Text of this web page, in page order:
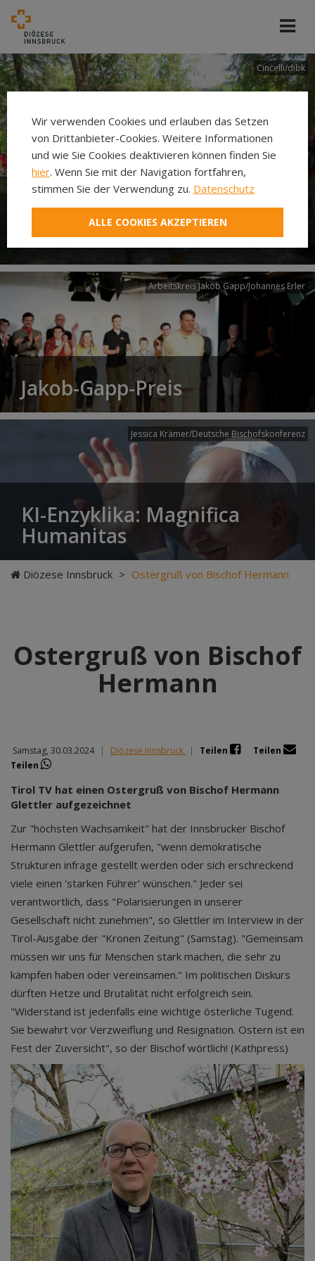
Cincelli/dibk
Neuer Pilgerweg Via
Laudato si’
Arbeitskreis Jakob Gapp/Johannes Erler
Jakob-Gapp-Preis
Jessica Krämer/Deutsche Bischofskonferenz
KI-Enzyklika: Magnifica
Humanitas
Diözese Innsbruck > Ostergruß von Bischof Hermann
Ostergruß von Bischof
Hermann
Samstag, 30.03.2024 | Diözese Innsbruck | Teilen
Teilen
Teilen
Tirol TV hat einen Ostergruß von Bischof Hermann
Glettler aufgezeichnet
Zur "höchsten Wachsamkeit" hat der Innsbrucker Bischof
Hermann Glettler aufgerufen, "wenn demokratische
Strukturen infrage gestellt werden oder sich erschreckend
viele einen 'starken Führer' wünschen." Jeder sei
verantwortlich, dass "Polarisierungen in unserer
Gesellschaft nicht zunehmen", so Glettler im Interview in der
Tirol-Ausgabe der "Kronen Zeitung" (Samstag). "Gemeinsam
müssen wir uns für Menschen stark machen, die sehr zu
kämpfen haben oder vereinsamen." Im politischen Diskurs
dürften Hetze und Brutalität nicht erfolgreich sein.
"Widerstand ist jedenfalls eine wichtige österliche Tugend.
Sie bewahrt vor Verzweiflung und Resignation. Ostern ist ein
Fest der Zuversicht", so der Bischof wörtlich! (Kathpress)
Wir verwenden Cookies und erlauben das Setzen
von Drittanbieter-Cookies. Weitere Informationen
und wie Sie Cookies deaktivieren können finden Sie
hier. Wenn Sie mit der Navigation fortfahren,
stimmen Sie der Verwendung zu. Datenschutz
ALLE COOKIES AKZEPTIEREN